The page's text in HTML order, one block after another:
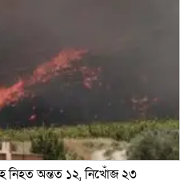
নিহত অন্তত ১২, নিখোঁজ ২৩